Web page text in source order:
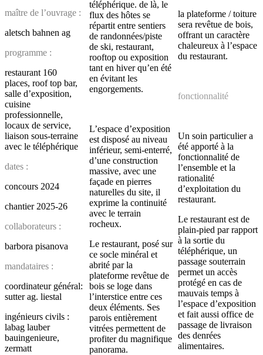
maître de l’ouvrage :
aletsch bahnen ag
programme :
restaurant 160
places, roof top bar,
salle d’exposition,
cuisine
professionnelle,
locaux de service,
liaison sous-terraine
avec le téléphérique
dates :
concours 2024
chantier 2025-26
collaborateurs :
barbora pisanova
mandataires :
coordinateur général:
sutter ag. liestal
ingénieurs civils :
labag lauber
bauingenieure,
zermatt
téléphérique. de là, le
flux des hôtes se
répartit entre sentiers
de randonnées/piste
de ski, restaurant,
rooftop ou exposition
tant en hiver qu’en été
en évitant les
engorgements.
L’espace d’exposition
est disposé au niveau
inférieur, semi-enterré,
d’une construction
massive, avec une
façade en pierres
naturelles du site, il
exprime la continuité
avec le terrain
rocheux.
Le restaurant, posé sur
ce socle minéral et
abrité par la
plateforme revêtue de
bois se loge dans
l’interstice entre ces
deux éléments. Ses
parois entièrement
vitrées permettent de
profiter du magnifique
panorama.
la plateforme / toiture
sera revêtue de bois,
offrant un caractère
chaleureux à l’espace
du restaurant.
fonctionnalité
Un soin particulier a
été apporté à la
fonctionnalité de
l’ensemble et la
rationalité
d’exploitation du
restaurant.
Le restaurant est de
plain-pied par rapport
à la sortie du
téléphérique, un
passage souterrain
permet un accès
protégé en cas de
mauvais temps à
l’espace d’exposition
et fait aussi office de
passage de livraison
des denrées
alimentaires.